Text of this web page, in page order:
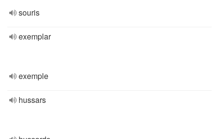
souris
exemplar
exemple
hussars